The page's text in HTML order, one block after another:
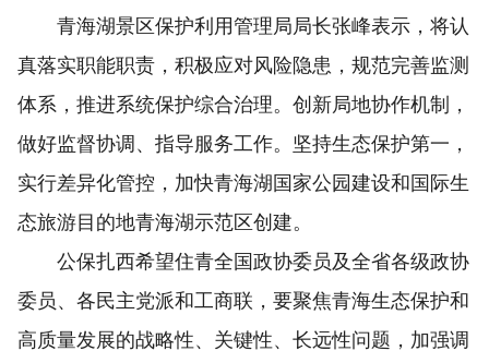
青海湖景区保护利用管理局局长张峰表示，将认
真落实职能职责，积极应对风险隐患，规范完善监测
体系，推进系统保护综合治理。创新局地协作机制，
做好监督协调、指导服务工作。坚持生态保护第一，
实行差异化管控，加快青海湖国家公园建设和国际生
态旅游目的地青海湖示范区创建。
公保扎西希望住青全国政协委员及全省各级政协
委员、各民主党派和工商联，要聚焦青海生态保护和
高质量发展的战略性、关键性、长远性问题，加强调